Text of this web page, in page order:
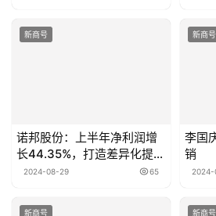
新商号
诺邦股份：上半年净利润增
长44.35%，打造差异化提升
盈利能力
2024-08-29 65
新商号
李国
销
新商号 新商号